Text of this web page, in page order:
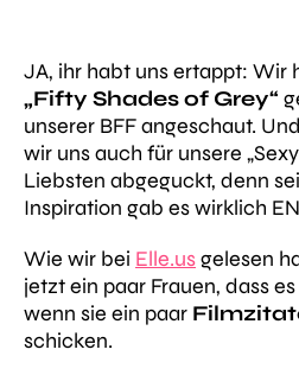
JA, ihr habt uns ertappt: Wir
„Fifty Shades of Grey“
unserer BFF angeschaut.
wir uns auch für unsere
Liebsten abgeguckt, denn
Inspiration gab es wirklich
Wie wir bei Elle.usgelesen
jetzt ein paar Frauen, dass
wenn sie ein paar
schicken.